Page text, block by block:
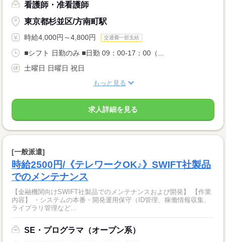
看護師・准看護師
東京都杉並区/方南町駅
時給4,000円～4,800円 交通費一部支給
■シフト 日勤のみ ■日勤 09：00-17：00（...
土曜日 日曜日 祝日
もっと見る
求人詳細を見る
[一般派遣]
時給2500円/《テレワークOK♪》SWIFT社製品
でのメンテナンス
【金融機関向けSWIFT社製品でのメンテナンスおよび開発】 【作業
内容】 ・システムの本番・開発運用保守（ID管理、稼働情報収集、
ライブラリ管理など...
SE・プログラマ（オープン系）